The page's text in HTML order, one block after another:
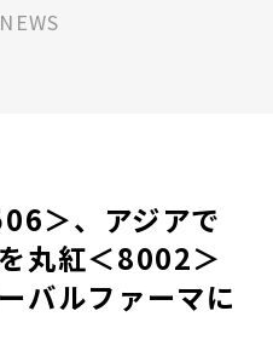
＞、アジアで
丸紅＜8002＞
バルファーマに